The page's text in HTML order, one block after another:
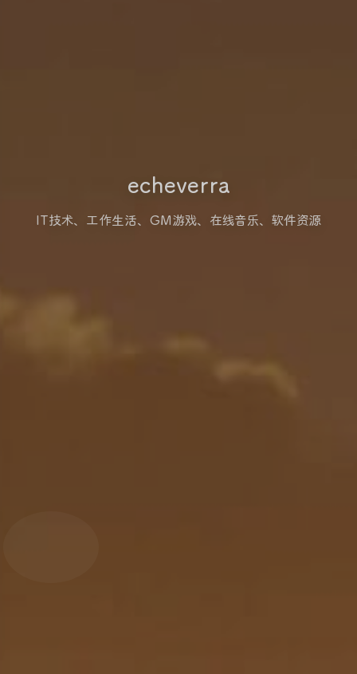
echeverra
IT技术、工作生活、GM游戏、在线音乐、软件资源